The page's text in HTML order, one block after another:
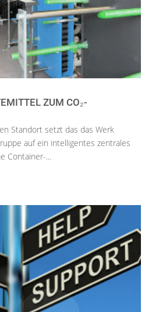
ZUM CO₂-
Standort setzt das das Werk
auf ein intelligentes zentrales
Container-...